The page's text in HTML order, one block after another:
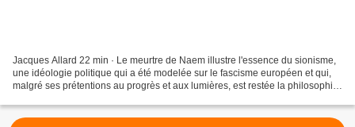
Jacques Allard 22 min · Le meurtre de Naem illustre l'essence du sionisme,
une idéologie politique qui a été modelée sur le fascisme européen et qui,
malgré ses prétentions au progrès et aux lumières, est restée la philosophie